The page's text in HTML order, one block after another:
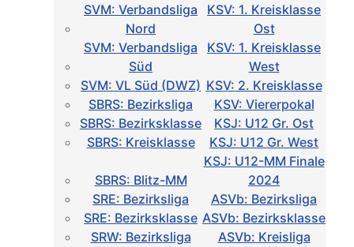
SVM: Verbandsliga
Nord
KSV: 1. Kreisklasse
Ost
SVM: Verbandsliga
Süd
KSV: 1. Kreisklasse
West
SVM: VL Süd (DWZ) KSV: 2. Kreisklasse
SBRS: Bezirksliga
KSV: Viererpokal
SBRS: Bezirksklasse
KSJ: U12 Gr. Ost
SBRS: Kreisklasse
KSJ: U12 Gr. West
SBRS: Blitz-MM
KSJ: U12-MM Finale
2024
SRE: Bezirksliga
ASVb: Bezirksliga
SRE: Bezirksklasse ASVb: Bezirksklasse
SRW: Bezirksliga
ASVb: Kreisliga